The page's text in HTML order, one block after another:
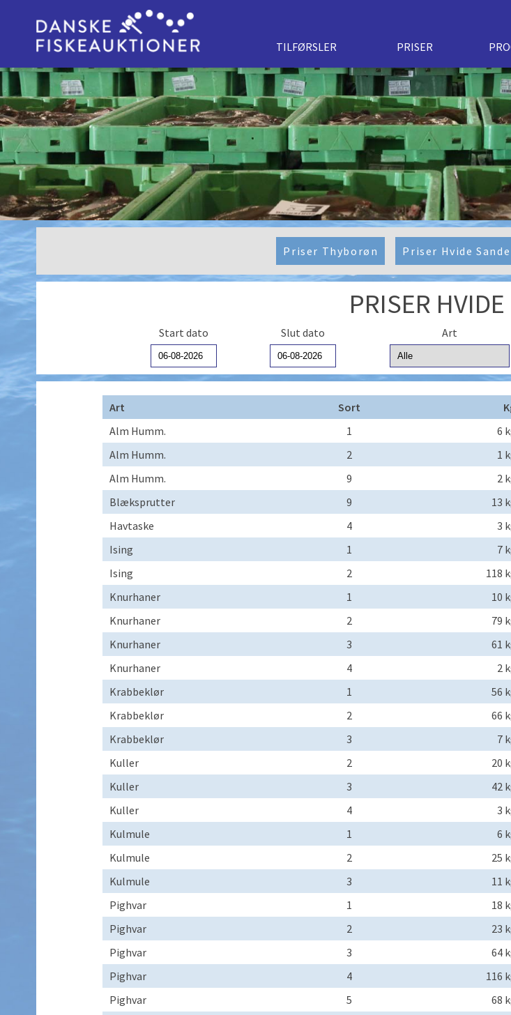
TILFØRSLER PRISER
Priser Thyborøn Priser Hvide Sande
PRISER
Start dato Slut dato Art
Art Sort
Alm Humm.
1 6
Alm Humm.
2 1
Alm Humm.
9 2
Blæksprutter
9 13
Havtaske
4 3
Ising
1 7
Ising
2 118
Knurhaner
1 10
Knurhaner
2 79
Knurhaner
3 61
Knurhaner
4 2
Krabbeklør
1 56
Krabbeklør
2 66
Krabbeklør
3 7
Kuller
2 20
Kuller
3 42
Kuller
4 3
Kulmule
1 6
Kulmule
2 25
Kulmule
3 11
Pighvar
1 18
Pighvar
2 23
Pighvar
3 64
Pighvar
4 116
Pighvar
5 68